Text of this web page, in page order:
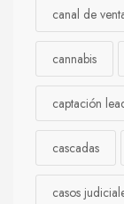
canal de
cannabis
captación
cascadas
casos